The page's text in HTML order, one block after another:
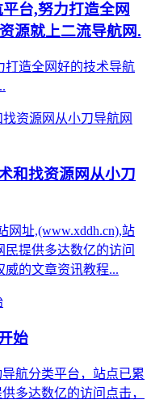
台,努力打造全网
源就上二流导航网.
打造全网好的技术导航
和找资源网从小刀
址,(www.xddh.cn),站
提供多达数亿的访问
的文章资讯教程...
始
航分类平台，站点已累
多达数亿的访问点击，